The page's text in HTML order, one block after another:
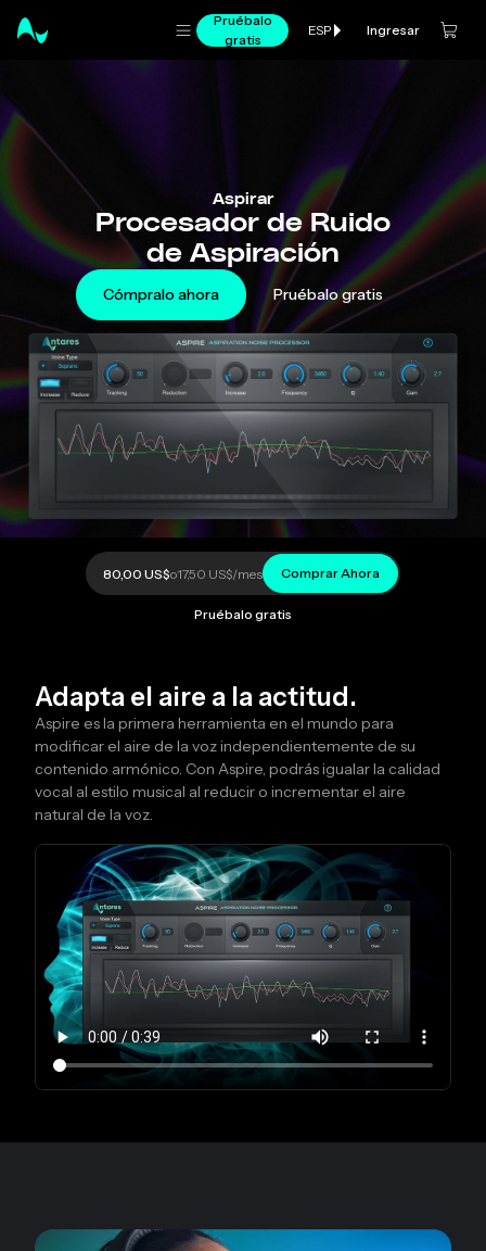
Pruébalo
gratis
ESP Ingresar
Aspirar
Procesador de Ruido
de Aspiración
Cómpralo ahora Pruébalo gratis
80,00 US$o17,50 US$/mes Comprar Ahora
Pruébalo gratis
Adapta el aire a la actitud.
Aspire es la primera herramienta en el mundo para
modificar el aire de la voz independientemente de su
contenido armónico. Con Aspire, podrás igualar la calidad
vocal al estilo musical al reducir o incrementar el aire
natural de la voz.